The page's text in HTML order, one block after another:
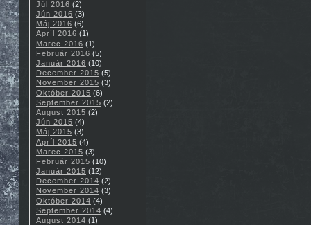
Júl 2016 (2)
Jún 2016 (3)
Máj 2016 (6)
Apríl 2016 (1)
Marec 2016 (1)
Február 2016 (5)
Január 2016 (10)
December 2015 (5)
November 2015 (3)
Október 2015 (6)
September 2015 (2)
August 2015 (2)
Jún 2015 (4)
Máj 2015 (3)
Apríl 2015 (4)
Marec 2015 (3)
Február 2015 (10)
Január 2015 (12)
December 2014 (2)
November 2014 (3)
Október 2014 (4)
September 2014 (4)
August 2014 (1)